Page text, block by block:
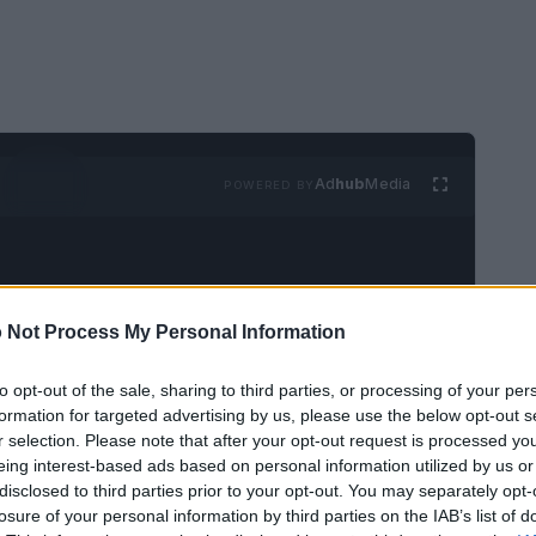
Not Process My Personal Information
opt-out of the sale, sharing to third parties, or processing of your
for targeted advertising by us, please use the below opt-out
selection. Please note that after your opt-out request is processed
interest-based ads based on personal information utilized by us
to third parties prior to your opt-out. You may separately
of your personal information by third parties on the IAB’s list of
AdhubMedia
tablet indirizzato a chi cerca un dispositivo
e produttività. Il lancio è avvenuto in
di una dotazione tecnica che lo pone in
Android sul mercato.